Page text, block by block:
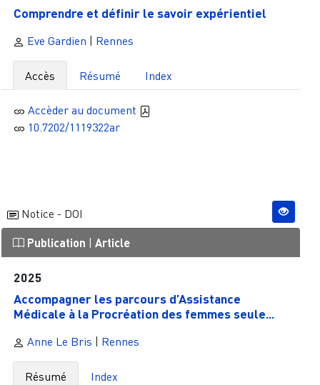
Comprendre et définir le savoir expérientiel
Eve Gardien Rennes
Accès Résumé Index
Accèder au document
10.7202/1119322ar
Notice - DOI
Publication Article
2025
Accompagner les parcours d’Assistance
Médicale à la Procréation des femmes seule...
Anne Le Bris Rennes
Résumé Index